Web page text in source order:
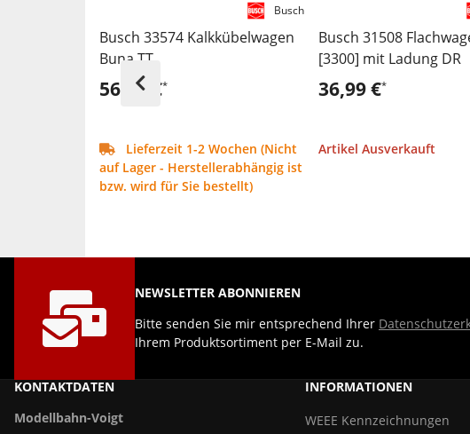
Busch 33574 Kalkkübelwagen
Buna TT
56,99 €*
Lieferzeit 1-2 Wochen (Nicht
auf Lager - Herstellerabhängig ist
bzw. wird für Sie bestellt)
Busch
Busch 31508
[3300] mit Ladung DR
36,99 €*
Artikel Ausverkauft
KONTAKTDATEN
Modellbahn-Voigt
INFORMATIONEN
WEEE Kennzeichnungen
NEWSLETTER ABONNIEREN
Bitte senden Sie mir entsprechend Ihrer
Ihrem Produktsortiment per E-Mail zu.